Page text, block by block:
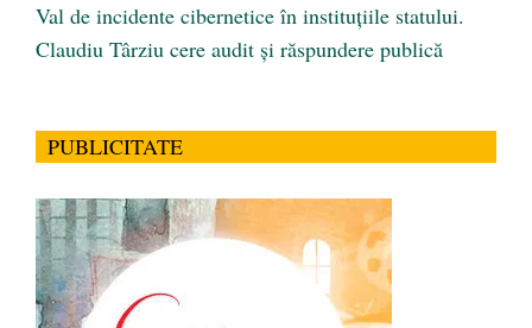
Val de incidente cibernetice în instituțiile statului.
Claudiu Târziu cere audit și răspundere publică
PUBLICITATE